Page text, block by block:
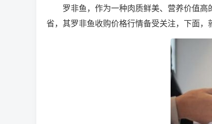
罗非鱼，作为一种肉质鲜美、营养价值
省，其罗非鱼收购价格行情备受关注，下面，